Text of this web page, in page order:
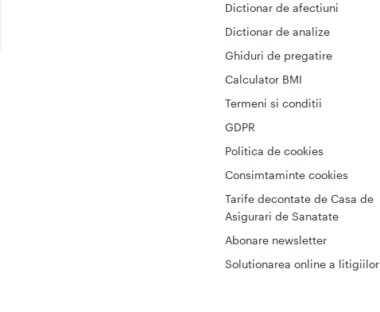
Dictionar de afectiuni
Dictionar de analize
Ghiduri de pregatire
Calculator BMI
Termeni si conditii
GDPR
Politica de cookies
Consimtaminte cookies
Tarife decontate de Casa de
Asigurari de Sanatate
Abonare newsletter
Solutionarea online a litigiilor